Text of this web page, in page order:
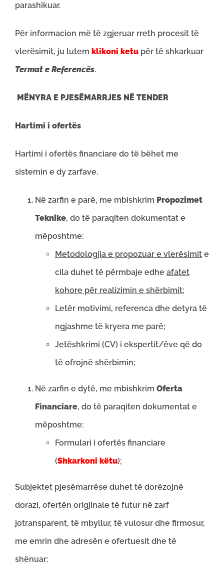
parashikuar.
Për informacion më të zgjeruar rreth procesit të
vlerësimit, ju lutem klikoni ketu për të shkarkuar
Termat e Referencës.
MËNYRA E PJESËMARRJES NË TENDER
Hartimi i ofertës
Hartimi i ofertës financiare do të bëhet me
sistemin e dy zarfave.
Në zarfin e parë, me mbishkrim Propozimet
Teknike, do të paraqiten dokumentat e
mëposhtme:
Metodologjia e propozuar e vlerësimit e
cila duhet të përmbaje edhe afatet
kohore për realizimin e shërbimit;
Letër motivimi, referenca dhe detyra të
ngjashme të kryera me parë;
Jetëshkrimi (CV) i ekspertit/ëve që do
të ofrojnë shërbimin;
Në zarfin e dytë, me mbishkrim Oferta
Financiare, do të paraqiten dokumentat e
mëposhtme:
Formulari i ofertës financiare
(Shkarkoni këtu);
Subjektet pjesëmarrëse duhet të dorëzojnë
dorazi, ofertën origjinale të futur në zarf
jotransparent, të mbyllur, të vulosur dhe firmosur,
me emrin dhe adresën e ofertuesit dhe të
shënuar: